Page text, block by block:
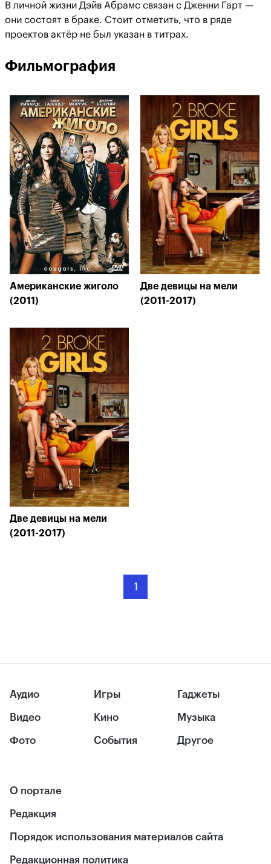
В личной жизни Дэйв Абрамс связан с Дженни Гарт —
они состоят в браке. Стоит отметить, что в ряде
проектов актёр не был указан в титрах.
Фильмография
Американские жиголо
(2011)
Две девицы на мели
(2011-2017)
Две девицы на мели
(2011-2017)
1
Аудио
Видео
Фото
Игры
Кино
События
Гаджеты
Музыка
Другое
О портале
Редакция
Порядок использования материалов сайта
Редакционная политика